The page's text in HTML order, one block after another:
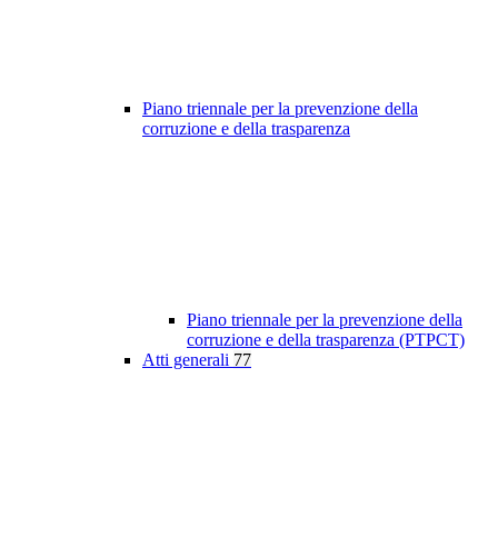
Piano triennale per la prevenzione della
corruzione e della trasparenza
Piano triennale per la prevenzione della
corruzione e della trasparenza (PTPCT)
Atti generali 77